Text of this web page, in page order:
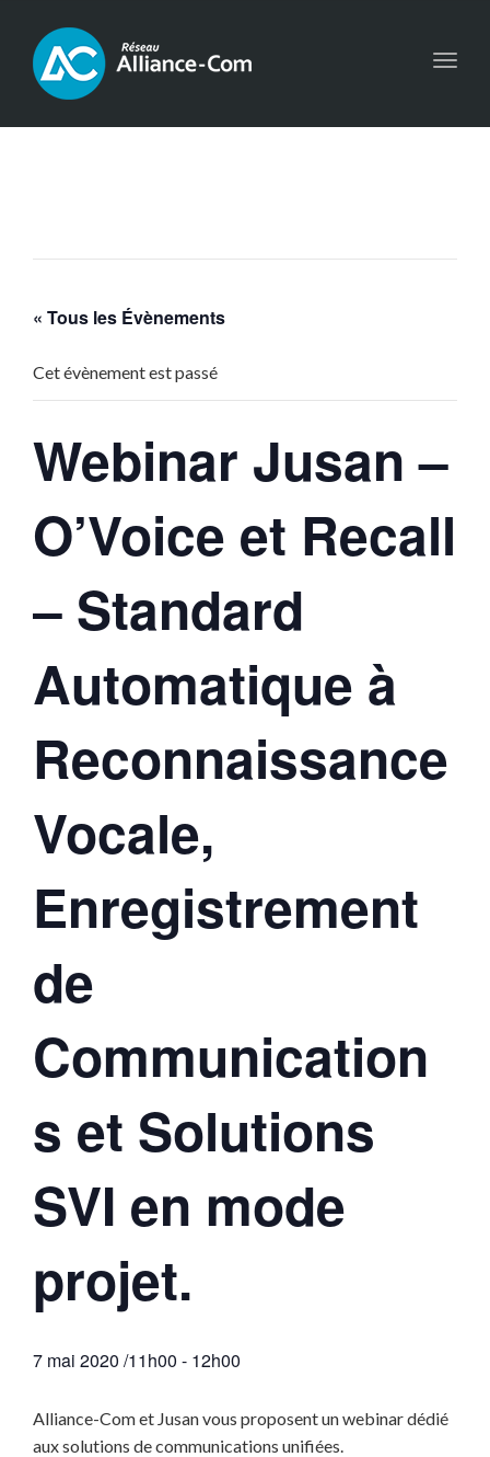
« Tous les Évènements
Cet évènement est passé
Webinar Jusan –
O’Voice et Recall
– Standard
Automatique à
Reconnaissance
Vocale,
Enregistrement
de
Communication
s et Solutions
SVI en mode
projet.
7 mai 2020 /11h00 - 12h00
Alliance-Com et Jusan vous proposent un webinar dédié
aux solutions de communications unifiées.